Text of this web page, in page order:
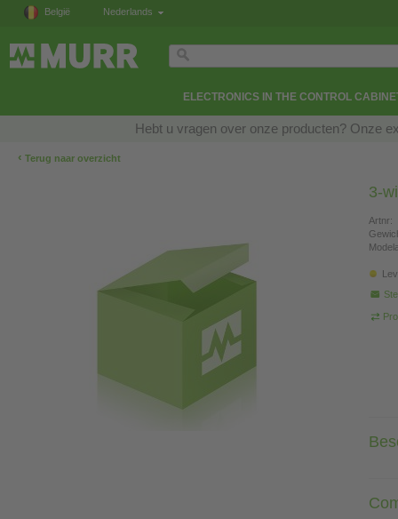
België Nederlands
ELECTRONICS IN THE CONTROL
Hebt u vragen over onze producten? Onze
‹ Terug naar overzicht
3-
Artnr: